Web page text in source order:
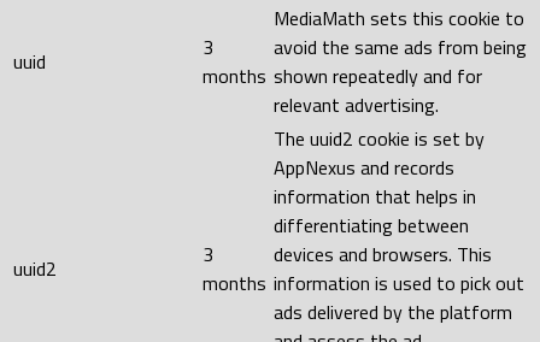
uuid
3
months
MediaMath sets this cookie to
avoid the same ads from being
shown repeatedly and for
relevant advertising.
uuid2
3
months
The uuid2 cookie is set by
AppNexus and records
information that helps in
differentiating between
devices and browsers. This
information is used to pick out
ads delivered by the platform